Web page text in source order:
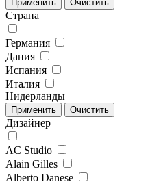
Страна
Германия
Дания
Испания
Италия
Нидерланды
Дизайнер
AC Studio
Alain Gilles
Alberto Danese